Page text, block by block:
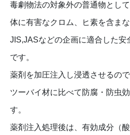
毒劇物法の対象外の普通物とし
体に有害なクロム、ヒ素を含まな
JIS,JASなどの企画に適合した安
です。
薬剤を加圧注入し浸透させるの
ツーバイ材に比べて防腐・防虫
す。
薬剤注入処理後は、有効成分（